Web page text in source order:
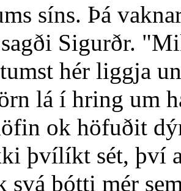
síns. Þá
Sigurðr.
hér liggja
lá í hring um
ok höfuðit
þvílíkt sét, því
svá þótti mér